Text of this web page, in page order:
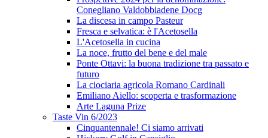
Conegliano Valdobbiadene Docg
La discesa in campo Pasteur
Fresca e selvatica: è l'Acetosella
L'Acetosella in cucina
La noce, frutto del bene e del male
Ponte Ottavi: la buona tradizione tra passato e
futuro
La ciociaria agricola Romano Cardinali
Emiliano Aiello: scoperta e trasformazione
Arte Laguna Prize
Taste Vin 6/2023
Cinquantennale! Ci siamo arrivati